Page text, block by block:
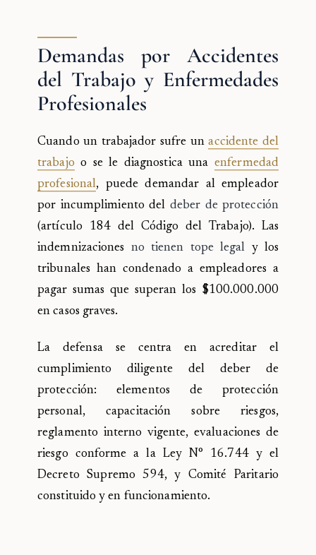
Demandas por Accidentes
del Trabajo y Enfermedades
Profesionales
Cuando un trabajador sufre unaccidente del
trabajo o se le diagnostica una enfermedad
profesional, puede demandar al empleador
por incumplimiento del deber de protección
(artículo 184 del Código del Trabajo). Las
indemnizaciones no tienen tope legal y los
tribunales han condenado a empleadores a
pagar sumas que superan los $100.000.000
en casos graves.
La defensa se centra en acreditar el
cumplimiento diligente del deber de
protección: elementos de protección
personal, capacitación sobre riesgos,
reglamento interno vigente, evaluaciones de
riesgo conforme a la Ley N° 16.744 y el
Decreto Supremo 594, y Comité Paritario
constituido y en funcionamiento.